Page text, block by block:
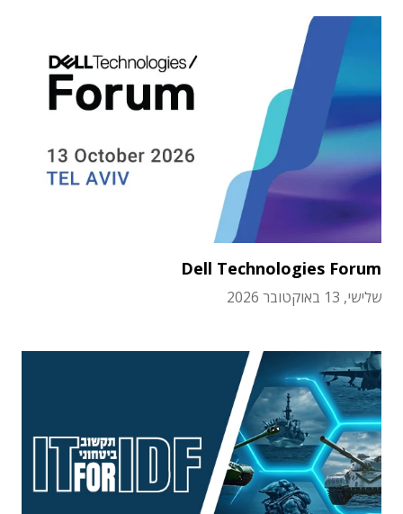
Dell Technologies Forum
שלישי, 13 באוקטובר 2026